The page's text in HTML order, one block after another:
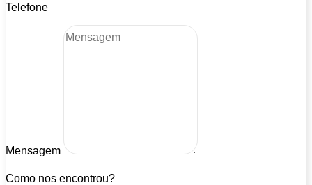
Telefone
Mensagem
Como nos encontrou?